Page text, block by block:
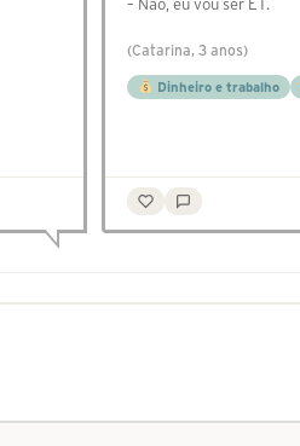
– Não, eu vou ser ET.
(Catarina, 3 anos)
Dinheiro e trabalho